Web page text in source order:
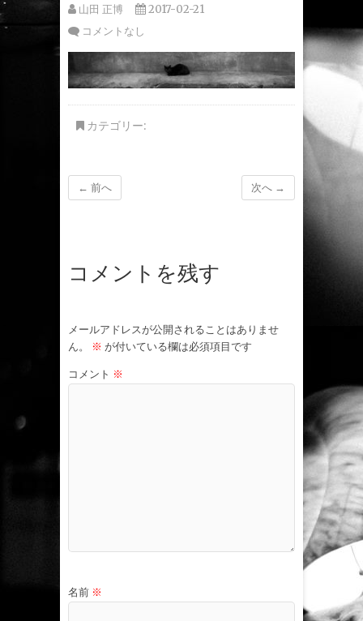
山田 正博
2017-02-21
コメントなし
カテゴリー:
← 前へ 次へ →
コメントを残す
メールアドレスが公開されることはありませ
ん。
※ が付いている欄は必須項目です
コメント ※
名前 ※